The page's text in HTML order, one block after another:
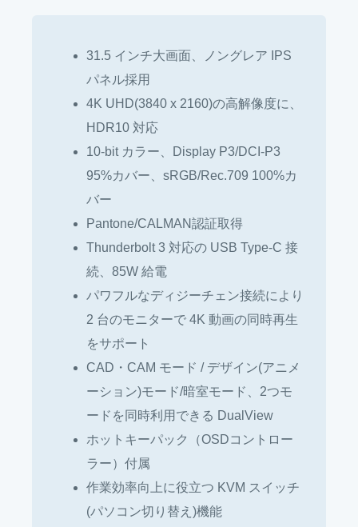
31.5 インチ大画面、ノングレア IPS
パネル採用
4K UHD(3840 x 2160)の高解像度に、
HDR10 対応
10-bit カラー、Display P3/DCI-P3
95%カバー、sRGB/Rec.709 100%カ
バー
Pantone/CALMAN認証取得
Thunderbolt 3 対応の USB Type-C 接
続、85W 給電
パワフルなディジーチェン接続により
2 台のモニターで 4K 動画の同時再生
をサポート
CAD・CAM モード / デザイン(アニメ
ーション)モード/暗室モード、2つモ
ードを同時利用できる DualView
ホットキーパック（OSDコントロー
ラー）付属
作業効率向上に役立つ KVM スイッチ
(パソコン切り替え)機能